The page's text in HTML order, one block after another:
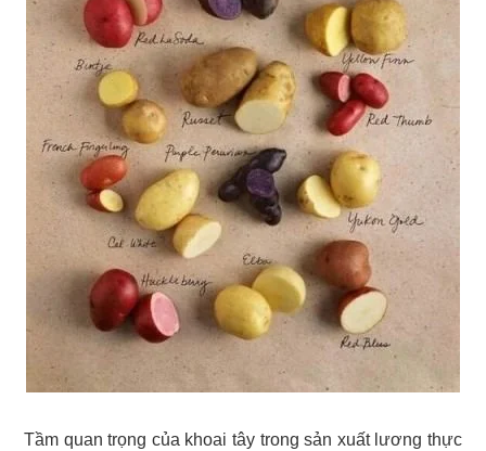
Tầm quan trọng của khoai tây trong sản xuất lương thực